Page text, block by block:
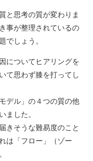
と思考の質が変わりま
事が整理されているの
でしょう。
についてヒアリングを
て思わず膝を打ってし
デル」の４つの質の他
ました。
きそうな難易度のこと
は「フロー」（ゾー